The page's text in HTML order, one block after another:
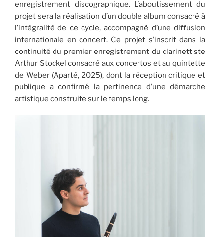
enregistrement discographique. L’aboutissement du
projet sera la réalisation d’un double album consacré à
l’intégralité de ce cycle, accompagné d’une diffusion
internationale en concert. Ce projet s’inscrit dans la
continuité du premier enregistrement du clarinettiste
Arthur Stockel consacré aux concertos et au quintette
de Weber (Aparté, 2025), dont la réception critique et
publique a confirmé la pertinence d’une démarche
artistique construite sur le temps long.